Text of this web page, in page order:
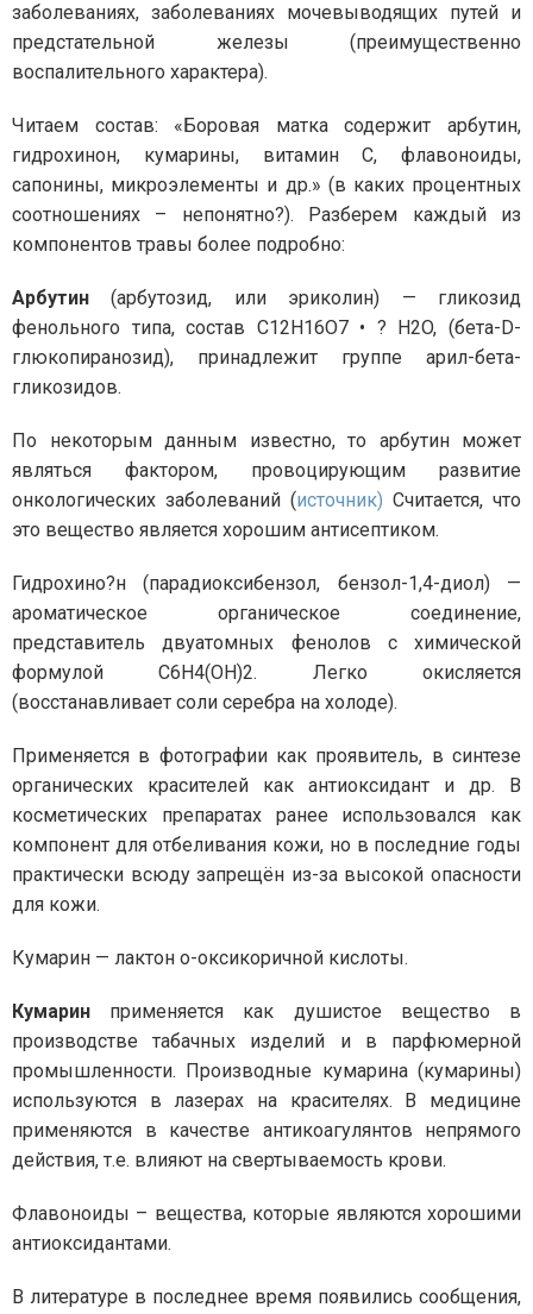
заболеваниях, заболеваниях мочевыводящих путей и
предстательной железы (преимущественно
воспалительного характера).
Читаем состав: «Боровая матка содержит арбутин,
гидрохинон, кумарины, витамин С, флавоноиды,
сапонины, микроэлементы и др.» (в каких процентных
соотношениях – непонятно?). Разберем каждый из
компонентов травы более подробно:
Арбутин (арбутозид, или эриколин) — гликозид
фенольного типа, состав C12H16O7 • ? H2O, (бета-D-
глюкопиранозид), принадлежит группе арил-бета-
гликозидов.
По некоторым данным известно, то арбутин может
являться фактором, провоцирующим развитие
онкологических заболеваний (источник) Считается, что
это вещество является хорошим антисептиком.
Гидрохино?н (парадиоксибензол, бензол-1,4-диол) —
ароматическое органическое соединение,
представитель двуатомных фенолов с химической
формулой C6H4(OH)2. Легко окисляется
(восстанавливает соли серебра на холоде).
Применяется в фотографии как проявитель, в синтезе
органических красителей как антиоксидант и др. В
косметических препаратах ранее использовался как
компонент для отбеливания кожи, но в последние годы
практически всюду запрещён из-за высокой опасности
для кожи.
Кумарин — лактон о-оксикоричной кислоты.
Кумарин применяется как душистое вещество в
производстве табачных изделий и в парфюмерной
промышленности. Производные кумарина (кумарины)
используются в лазерах на красителях. В медицине
применяются в качестве антикоагулянтов непрямого
действия, т.е. влияют на свертываемость крови.
Флавоноиды – вещества, которые являются хорошими
антиоксидантами.
В литературе в последнее время появились сообщения,